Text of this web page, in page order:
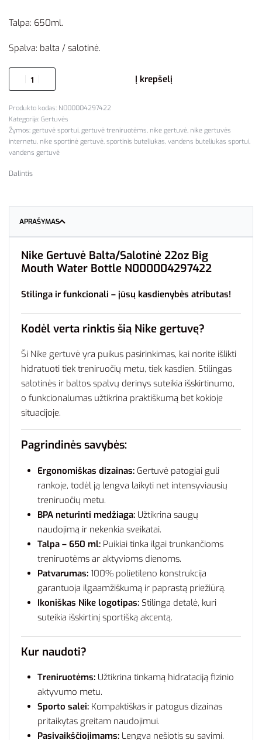
Talpa: 650ml.
Spalva: balta / salotinė.
Į krepšelį
N000004297422
Kategorija: Gertuvės
Žymos: gertuvė sportui, gertuvė treniruotėms, nike gertuvė, nike gertuvės
internetu, nike sportinė gertuvė, sportinis buteliukas, vandens buteliukas sportui,
vandens gertuvė
Dalintis
APRAŠYMAS
Nike Gertuvė Balta/Salotinė 22oz Big
Mouth Water Bottle N000004297422
Stilinga ir funkcionali – jūsų kasdienybės atributas!
Kodėl verta rinktis šią Nike gertuvę?
Ši Nike gertuvė yra puikus pasirinkimas, kai norite išlikti
hidratuoti tiek treniruočių metu, tiek kasdien. Stilingas
salotinės ir baltos spalvų derinys suteikia išskirtinumo,
o funkcionalumas užtikrina praktiškumą bet kokioje
situacijoje.
Pagrindinės savybės:
Ergonomiškas dizainas: Gertuvė patogiai guli
rankoje, todėl ją lengva laikyti net intensyviausių
treniruočių metu.
BPA neturinti medžiaga: Užtikrina saugų
naudojimą ir nekenkia sveikatai.
Talpa – 650 ml: Puikiai tinka ilgai trunkančioms
treniruotėms ar aktyvioms dienoms.
Patvarumas: 100% polietileno konstrukcija
garantuoja ilgaamžiškumą ir paprastą priežiūrą.
Ikoniškas Nike logotipas: Stilinga detalė, kuri
suteikia išskirtinį sportišką akcentą.
Kur naudoti?
Treniruotėms: Užtikrina tinkamą hidrataciją fizinio
aktyvumo metu.
Sporto salei: Kompaktiškas ir patogus dizainas
pritaikytas greitam naudojimui.
Pasivaikščiojimams: Lengva nešiotis su savimi.